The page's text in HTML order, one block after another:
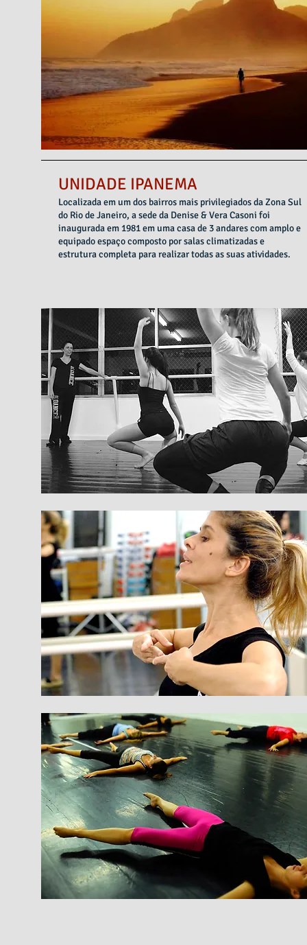
UNIDADE IPANEMA
Localizada em um dos bairros mais privilegiados da Zona Sul
do Rio de Janeiro, a sede da Denise & Vera Casoni foi
inaugurada em 1981 em uma casa de 3 andares com amplo e
equipado espaço composto por salas climatizadas e
estrutura completa para realizar todas as suas atividades.